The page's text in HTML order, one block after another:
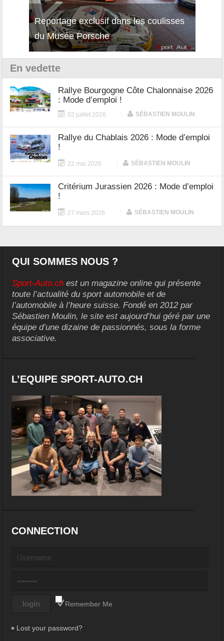
Reportage exclusif dans les coulisses
du Musée Porsche
En vedette
Rallye Bourgogne Côte Chalonnaise 2026
: Mode d’emploi !
02 juillet 2026 SÉBASTIEN MOULIN
Rallye du Chablais 2026 : Mode d’emploi
!
22 mai 2026 SÉBASTIEN MOULIN
Critérium Jurassien 2026 : Mode d’emploi
!
27 mars 2026 SÉBASTIEN MOULIN
QUI SOMMES NOUS ?
Sport-Auto.ch est un magazine online qui présente
toute l’actualité du sport automobile et de
l’automobile à l’heure suisse. Fondé en 2012 par
Sébastien Moulin, le site est aujourd’hui géré par une
équipe d’une dizaine de passionnés, sous la forme
associative.
L’EQUIPE SPORT-AUTO.CH
CONNECTION
Remember Me
Lost your password?